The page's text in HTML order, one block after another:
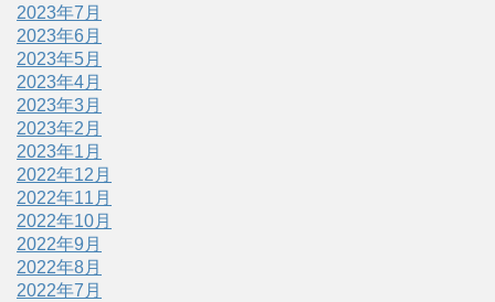
2023年7月
2023年6月
2023年5月
2023年4月
2023年3月
2023年2月
2023年1月
2022年12月
2022年11月
2022年10月
2022年9月
2022年8月
2022年7月